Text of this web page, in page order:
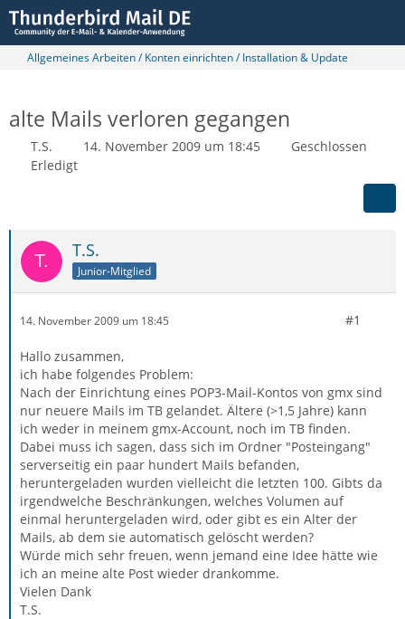
Allgemeines Arbeiten / Konten einrichten / Installation & Update
alte Mails verloren gegangen
T.S. 14. November 2009 um 18:45
Geschlossen
Erledigt
T.S.
Junior-Mitglied
14. November 2009 um 18:45 #1
Hallo zusammen,
ich habe folgendes Problem:
Nach der Einrichtung eines POP3-Mail-Kontos von gmx sind
nur neuere Mails im TB gelandet. Ältere (>1,5 Jahre) kann
ich weder in meinem gmx-Account, noch im TB finden.
Dabei muss ich sagen, dass sich im Ordner "Posteingang"
serverseitig ein paar hundert Mails befanden,
heruntergeladen wurden vielleicht die letzten 100. Gibts da
irgendwelche Beschränkungen, welches Volumen auf
einmal heruntergeladen wird, oder gibt es ein Alter der
Mails, ab dem sie automatisch gelöscht werden?
Würde mich sehr freuen, wenn jemand eine Idee hätte wie
ich an meine alte Post wieder drankomme.
Vielen Dank
T.S.